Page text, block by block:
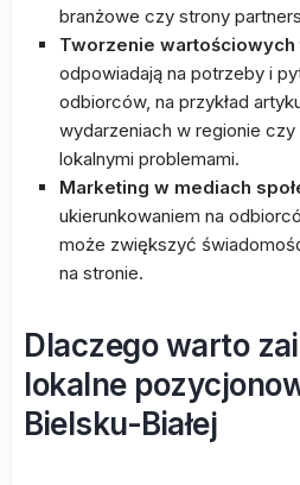
branżowe czy strony
Tworzenie wartościowych
odpowiadają na potrzeby i
odbiorców, na przykład
wydarzeniach w regionie czy
lokalnymi problemami.
Marketing w mediach
ukierunkowaniem na
może zwiększyć
na stronie.
Dlaczego warto
lokalne
Bielsku-Białej